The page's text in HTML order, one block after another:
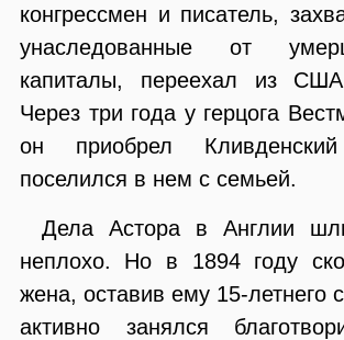
конгрессмен и писатель,
унаследованные от
капиталы, переехал из
Через три года у герцога
он приобрел
поселился в нем с семьей.
Дела Астора в Англии
неплохо. Но в 1894 году
жена, оставив ему 15-летнего
активно занялся